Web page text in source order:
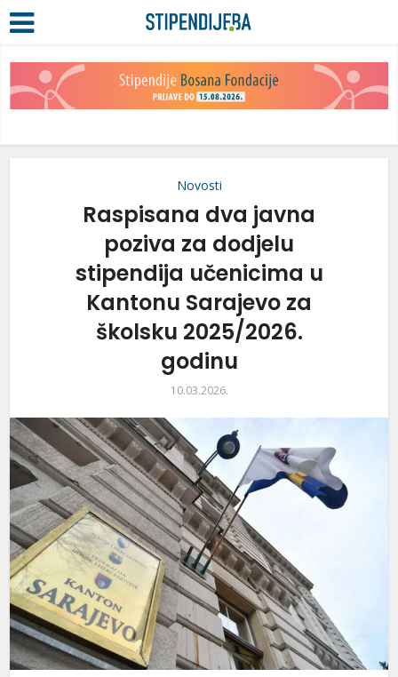
Novosti
Raspisana dva javna
poziva za dodjelu
stipendija učenicima u
Kantonu Sarajevo za
školsku 2025/2026.
godinu
10.03.2026.